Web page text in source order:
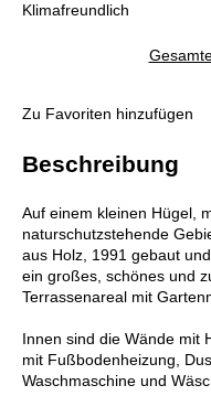
Klimafreundlich
Zu Favoriten hinzufügen
Beschreibung
Auf einem kleinen Hügel,
naturschutzstehende
aus Holz, 1991 gebaut
ein großes, schönes und
Terrassenareal mit
Innen sind die Wände mit
mit Fußbodenheizung,
Waschmaschine und